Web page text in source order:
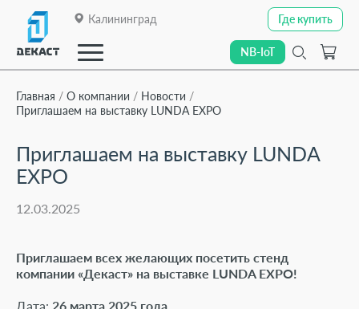
Калининград
Где купить
Где купить
NB-IoT
NB-IoT
О компании
Каталог
Линейки приборов
Отраслевые решения
О компании
Каталог
Линейки приборов
Отраслевые решения
Главная О компании
Новости
Приглашаем на выставку LUNDA EXPO
Приглашаем на выставку LUNDA
EXPO
12.03.2025
Приглашаем всех желающих посетить стенд
компании «Декаст» на выставке LUNDA EXPO!
Дата: 26 марта 2025 года